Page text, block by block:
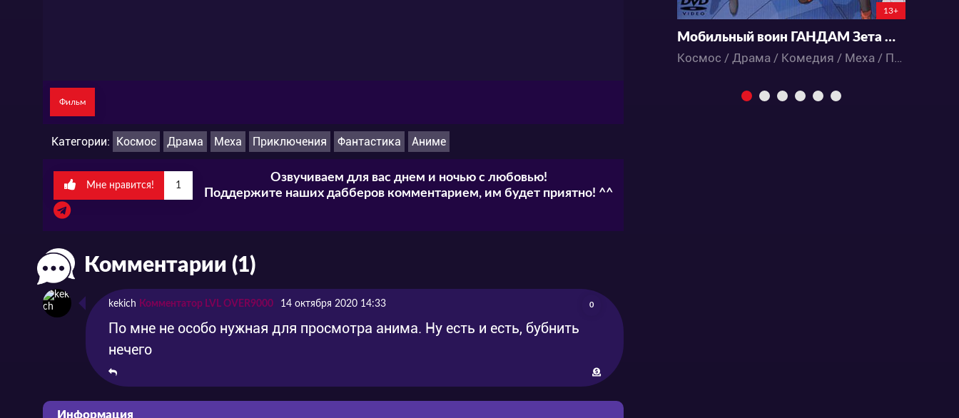
Фильм
Категории: Космос Драма Меха Приключения Фантастика Аниме
Мне нравится! 1
Озвучиваем для вас днем и ночью с любовью!
Поддержите наших дабберов комментарием, им будет приятно! ^^
Комментарии (1)
kekich Комментатор LVL OVER9000 14 октября 2020 14:33 0
По мне не особо нужная для просмотра анима. Ну есть и есть, бубнить
нечего
Информация
13+
Мобильный воин ГАНДАМ Зета Два
Космос / Драма / Комедия / Меха / Приключения / Фантастика / Аниме